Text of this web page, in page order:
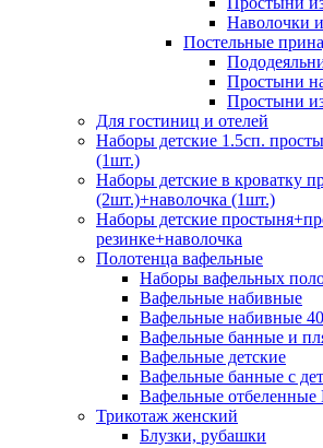
Наволочки
Постельные
Простыни
Простыни
Для гостиниц и отелей
Наборы детские 1.5сп.
(1шт.)
Наборы детские в кроватку
(2шт.)+наволочка (1шт.)
Наборы детские
резинке+наволочка
Полотенца вафельные
Наборы вафельных
Вафельные набивные
Вафельные набивные
Вафельные банные и
Вафельные детские
Вафельные банные с
Вафельные
Трикотаж женский
Блузки, рубашки